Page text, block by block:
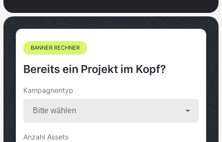
BANNER RECHNER
Bereits ein Projekt im Kopf?
Kampagnentyp
Anzahl Assets